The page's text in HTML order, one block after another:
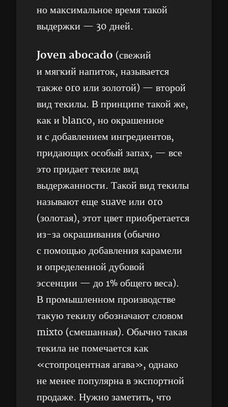
но максимальное время такой
выдержки — 30 дней.
Jovenabocado (свежий
и мягкий напиток, называется
также oro или золотой) — второй
вид текилы. В принципе такой же,
как и blanco, но окрашенное
и с добавлением ингредиентов,
придающих особый запах, — все
это придает текиле вид
выдержанности. Такой вид текилы
называют еще suave или oro
(золотая), этот цвет приобретается
из-за окрашивания (обычно
с помощью добавления карамели
и определенной дубовой
эссенции — до 1% общего веса).
В промышленном производстве
такую текилу обозначают словом
mixto (смешанная). Обычно такая
текила не помечается как
«стопроцентная агава», однако
не менее популярна в экспортной
продаже. Нужно заметить, что